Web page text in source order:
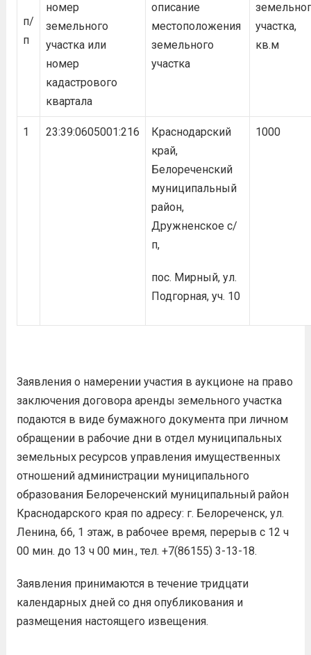
п/
п
номер
земельного
участка или
номер
кадастрового
квартала
описание
местоположения
земельного
участка
участка,
кв.м
1 23:39:0605001:216
Краснодарский
край,
Белореченский
муниципальный
район,
Дружненское с/
п,
пос. Мирный, ул.
Подгорная, уч. 10
1000
Заявления о намерении участия в аукционе на право
заключения договора аренды земельного участка
подаются в виде бумажного документа при личном
обращении в рабочие дни в отдел муниципальных
земельных ресурсов управления имущественных
отношений администрации муниципального
образования Белореченский муниципальный район
Краснодарского края по адресу: г. Белореченск, ул.
Ленина, 66, 1 этаж, в рабочее время, перерыв с 12 ч
00 мин. до 13 ч 00 мин., тел. +7(86155) 3-13-18.
Заявления принимаются в течение тридцати
календарных дней со дня опубликования и
размещения настоящего извещения.